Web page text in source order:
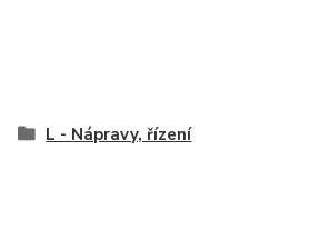
L - Nápravy, řízení